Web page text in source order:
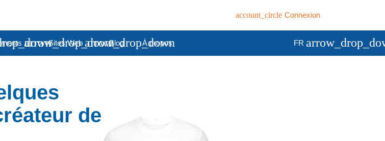
account_circle Connexion
arrow_drop_down
Sites Web arrow_drop_down
Blog À propos FR
de